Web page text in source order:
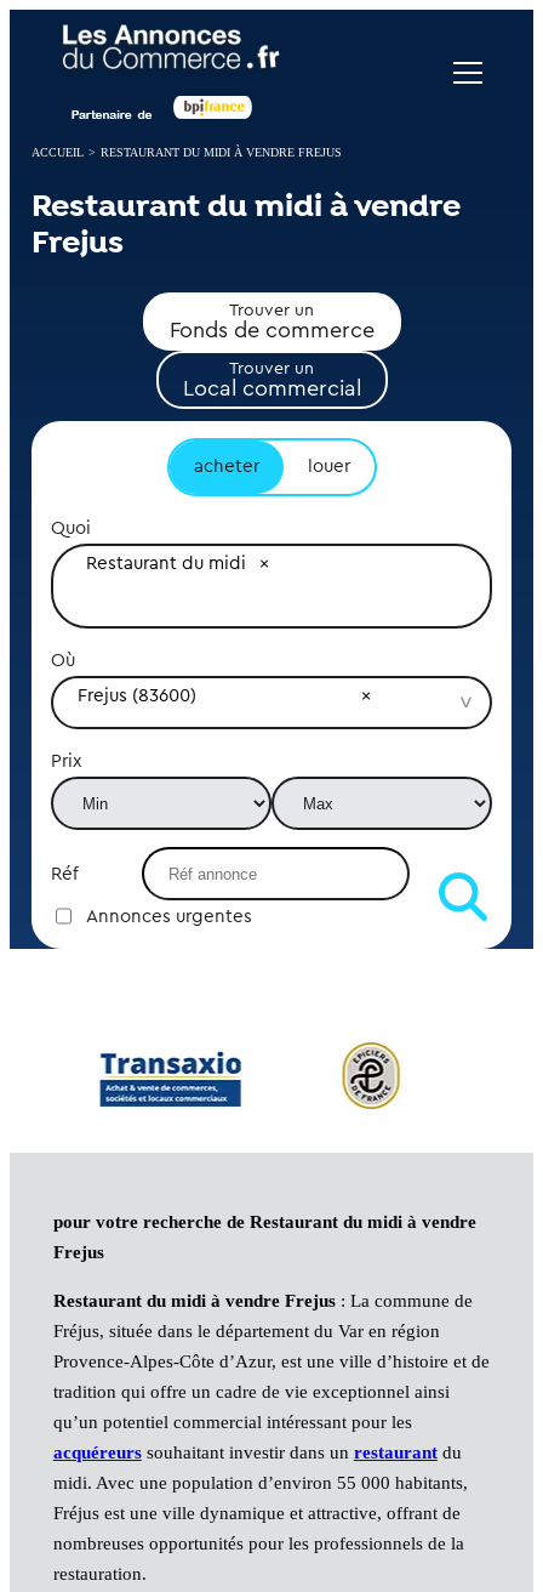
ACCUEIL > RESTAURANT DU MIDI À VENDRE FREJUS
Restaurant du midi à vendre
Frejus
Trouver un
Fonds de commerce
Trouver un
Local commercial
acheter louer
Quoi
Restaurant du midi
Où
Frejus (83600)
Prix
Réf
Annonces urgentes
pour votre recherche de Restaurant du midi à vendre
Frejus
Restaurant du midi à vendre Frejus: La commune de
Fréjus, située dans le département du Var en région
Provence-Alpes-Côte d’Azur, est une ville d’histoire et de
tradition qui offre un cadre de vie exceptionnel ainsi
qu’un potentiel commercial intéressant pour les
acquéreurssouhaitant investir dans un restaurantdu
midi. Avec une population d’environ 55 000 habitants,
Fréjus est une ville dynamique et attractive, offrant de
nombreuses opportunités pour les professionnels de la
restauration.
Panneau de gestion des cookies